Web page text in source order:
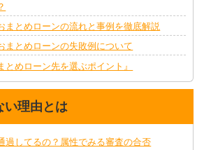
まとめローンの流れと事例を徹底解説
まとめローンの失敗例について
とめローン先を選ぶポイント』
い理由とは
過してるの？属性でみる審査の合否